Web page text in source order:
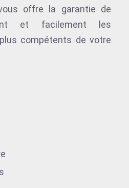
offre la garantie de
et facilement les
compétents de votre